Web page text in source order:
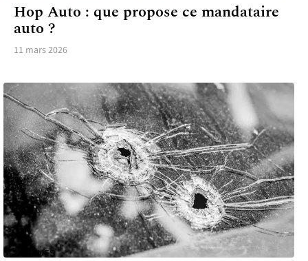
Hop Auto : que propose ce mandataire
auto ?
11 mars 2026
4 ROUES